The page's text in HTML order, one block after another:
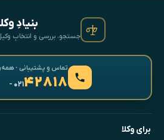
بنیادِ
جستجو، بررسی و انتخابِ وکیل ·
تماس و پشتیبانی · همه‌روزه ۸
۴۲۸۱۸- ۰۲۱
برای وکلا